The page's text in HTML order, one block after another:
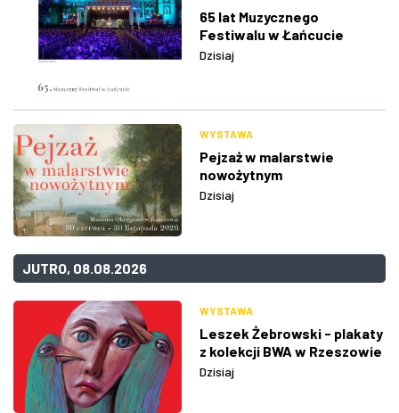
65 lat Muzycznego
Festiwalu w Łańcucie
Dzisiaj
WYSTAWA
Pejzaż w malarstwie
nowożytnym
Dzisiaj
JUTRO, 08.08.2026
WYSTAWA
Leszek Żebrowski - plakaty
z kolekcji BWA w Rzeszowie
Dzisiaj